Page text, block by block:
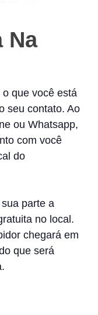
Na
o que você está
seu contato. Ao
ou Whatsapp,
com você
do
parte a
no local.
chegará em
que será